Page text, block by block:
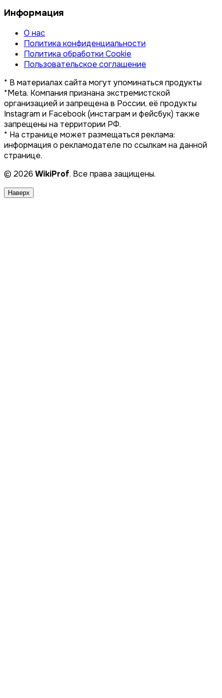
Информация
О нас
Политика конфиденциальности
Политика обработки Cookie
Пользовательское соглашение
* В материалах сайта могут упоминаться продукты
*Meta. Компания признана экстремистской
организацией и запрещена в России, её продукты
Instagram и Facebook (инстаграм и фейсбук) также
запрещены на территории РФ.
* На странице может размещаться реклама:
информация о рекламодателе по ссылкам на данной
странице.
© 2026 WikiProf. Все права защищены.
Наверх